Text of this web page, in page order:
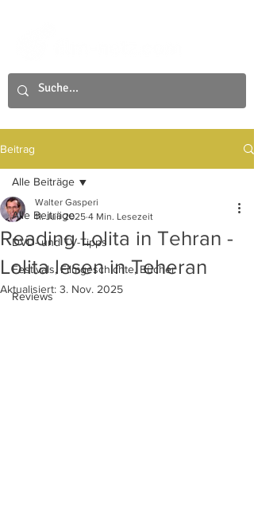
Beitrag
Alle Beiträge
DVD- und TV-Tipps
Festivals, Filmgeschichte, Bücher
Reviews
Alle Beiträge
Reading Lolita in Tehran -
Lolita lesen in Teheran
Walter Gasperi
11. Juli 2025 4 Min. Lesezeit
Aktualisiert: 3. Nov. 2025